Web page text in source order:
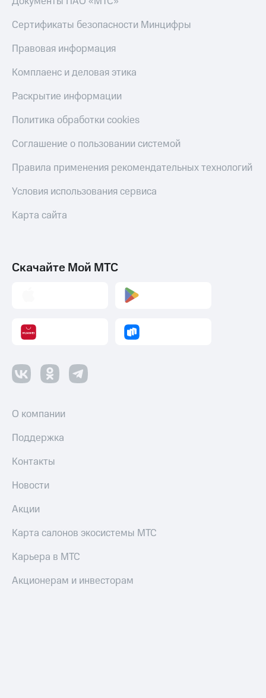
Сертификаты безопасности Минцифры
Правовая информация
Комплаенс и деловая этика
Раскрытие информации
Политика обработки cookies
Соглашение о пользовании системой
Правила применения рекомендательных технологий
Условия использования сервиса
Карта сайта
Скачайте Мой МТС
О компании
Поддержка
Контакты
Новости
Акции
Карта салонов экосистемы МТС
Карьера в МТС
Акционерам и инвесторам